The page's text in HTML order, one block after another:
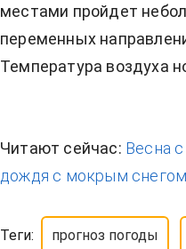
местами пройдет
переменных
Температура воздуха
Читают сейчас: Весна
дождя с мокрым снегом.
Теги: прогноз погоды